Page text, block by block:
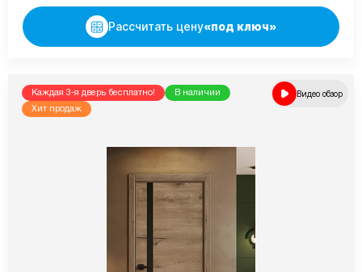
Рассчитать цену«под ключ»
Каждая 3-я дверь бесплатно!
В наличии
Хит продаж
Видео обзор